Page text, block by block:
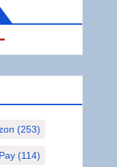
(253)
(114)